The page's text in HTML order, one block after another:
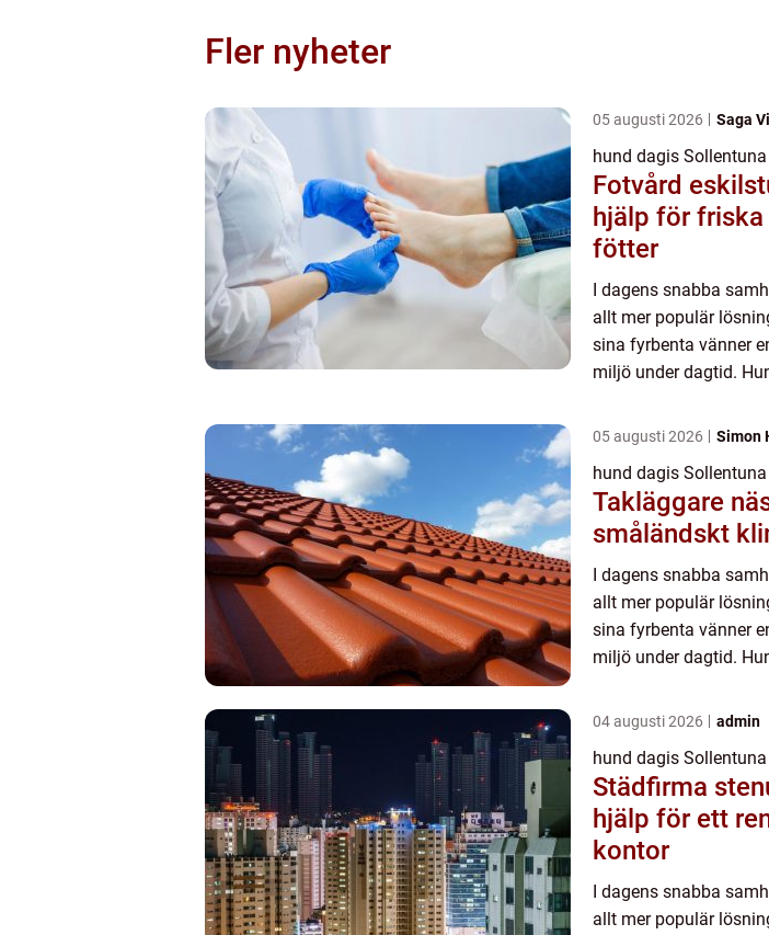
Fler nyheter
05 augusti 2026 Saga
hund dagis Sollentuna
Fotvård eskilstuna
hjälp för
fötter
I dagens snabba
allt mer populär
sina fyrbenta vänner
miljö under dagtid.
05 augusti 2026 Simon
hund dagis Sollentuna
Takläggare nässjö
småländskt
I dagens snabba
allt mer populär
sina fyrbenta vänner
miljö under dagtid.
04 augusti 2026 admin
hund dagis Sollentuna
Städfirma
hjälp för ett
kontor
I dagens snabba
allt mer populär